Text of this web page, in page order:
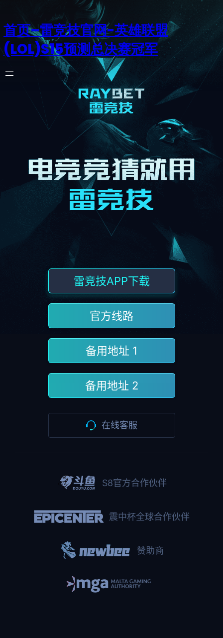
首页–雷竞技官网-英雄联盟
(LOL)S15预测总决赛冠军